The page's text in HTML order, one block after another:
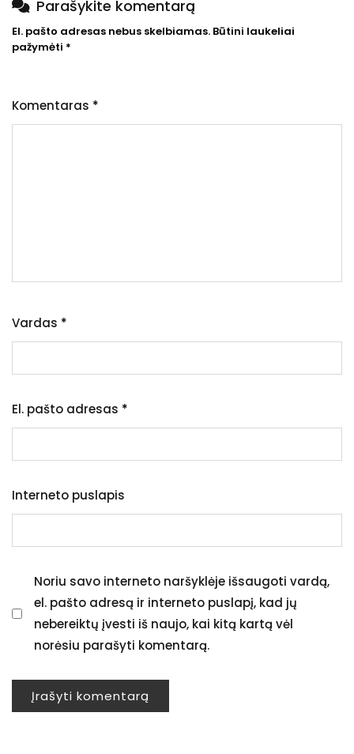
Parašykite komentarą
El. pašto adresas nebus skelbiamas. Būtini laukeliai
pažymėti *
Komentaras *
Vardas *
El. pašto adresas *
Interneto puslapis
Noriu savo interneto naršyklėje išsaugoti vardą,
el. pašto adresą ir interneto puslapį, kad jų
nebereiktų įvesti iš naujo, kai kitą kartą vėl
norėsiu parašyti komentarą.